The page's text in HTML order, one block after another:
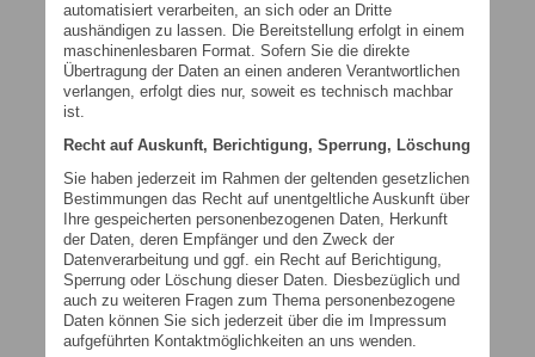
automatisiert verarbeiten, an sich oder an Dritte
aushändigen zu lassen. Die Bereitstellung erfolgt in einem
maschinenlesbaren Format. Sofern Sie die direkte
Übertragung der Daten an einen anderen Verantwortlichen
verlangen, erfolgt dies nur, soweit es technisch machbar
ist.
Recht auf Auskunft, Berichtigung, Sperrung, Löschung
Sie haben jederzeit im Rahmen der geltenden gesetzlichen
Bestimmungen das Recht auf unentgeltliche Auskunft über
Ihre gespeicherten personenbezogenen Daten, Herkunft
der Daten, deren Empfänger und den Zweck der
Datenverarbeitung und ggf. ein Recht auf Berichtigung,
Sperrung oder Löschung dieser Daten. Diesbezüglich und
auch zu weiteren Fragen zum Thema personenbezogene
Daten können Sie sich jederzeit über die im Impressum
aufgeführten Kontaktmöglichkeiten an uns wenden.